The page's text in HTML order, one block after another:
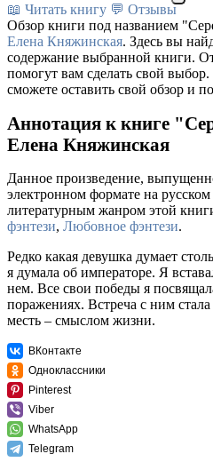
📖 Читать книгу 💬 Отзывы
Обзор книги под названием
Елена Княжинская. Здесь вы
содержание выбранной книги.
помогут вам сделать свой
сможете оставить свой обзор и
Аннотация к книге
Елена Княжинская
Данное произведение,
электронном формате на
литературным жанром этой
фэнтези, Любовное фэнтези.
Редко какая девушка думает
я думала об императоре. Я
нем. Все свои победы я
поражениях. Встреча с ним
месть – смыслом жизни.
ВКонтакте
Одноклассники
Pinterest
Viber
WhatsApp
Telegram